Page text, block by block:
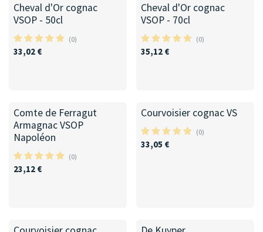
50cl
Cheval d'Or cognac
VSOP - 50cl
(0)
33,02 €
70cl
Cheval d'Or cognac
VSOP - 70cl
(0)
35,12€
Comte de Ferragut
Armagnac VSOP
Napoléon
(0)
23,12 €
Courvoisier cognac VS
(0)
33,05 €